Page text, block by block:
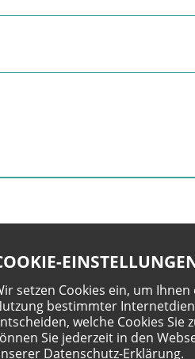
setzen Cookies ein, um
bestimmter
welche Cookies
Sie jederzeit in den
Datenschutz-Erklärung.